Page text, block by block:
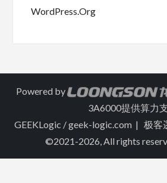
WordPress.org
Powered by
3A6000提供算力
GEEKLogic / geek-logic.com | 极客
©2021-2026, All rights